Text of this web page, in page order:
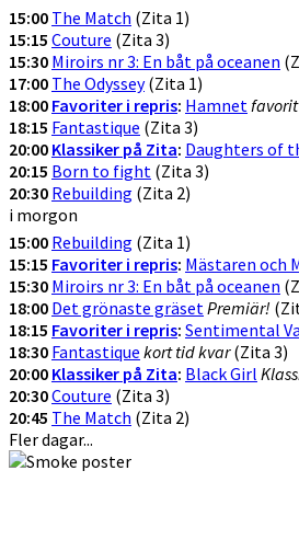
15:00 The Match (Zita 1)
15:15 Couture (Zita 3)
15:30 Miroirs nr 3: En båt på oceanen
17:00 The Odyssey(Zita 1)
18:00 Favoriter i repris: Hamnet favorit
18:15 Fantastique (Zita 3)
20:00 Klassiker på Zita: Daughters of
20:15 Born to fight (Zita 3)
20:30 Rebuilding (Zita 2)
i morgon
15:00 Rebuilding (Zita 1)
15:15 Favoriter i repris: Mästaren och
15:30 Miroirs nr 3: En båt på oceanen
18:00 Det grönaste gräset Premiär!
18:15 Favoriter i repris: Sentimental
18:30 Fantastique kort tid kvar(Zita 3)
20:00 Klassiker på Zita: Black Girl
20:30Couture (Zita 3)
20:45 The Match (Zita 2)
Fler dagar...